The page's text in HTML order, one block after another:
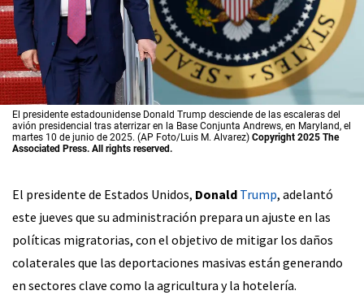
El presidente estadounidense Donald Trump desciende de las escaleras del
avión presidencial tras aterrizar en la Base Conjunta Andrews, en Maryland, el
martes 10 de junio de 2025. (AP Foto/Luis M. Alvarez) Copyright 2025 The
Associated Press. All rights reserved.
El presidente de Estados Unidos, Donald Trump, adelantó
este jueves que su administración prepara un ajuste en las
políticas migratorias, con el objetivo de mitigar los daños
colaterales que las deportaciones masivas están generando
en sectores clave como la agricultura y la hotelería.